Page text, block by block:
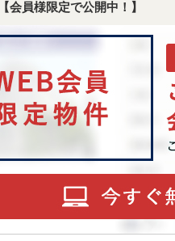
【会員様限定で公開中！】